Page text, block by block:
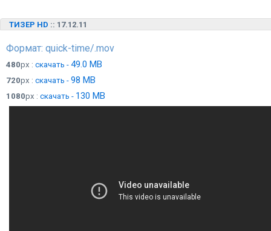
ТИЗЕР HD :: 17.12.11
Формат: quick-time/.mov
480px : скачать - 49.0 MB
720px : скачать - 98 MB
1080px : скачать - 130 MB